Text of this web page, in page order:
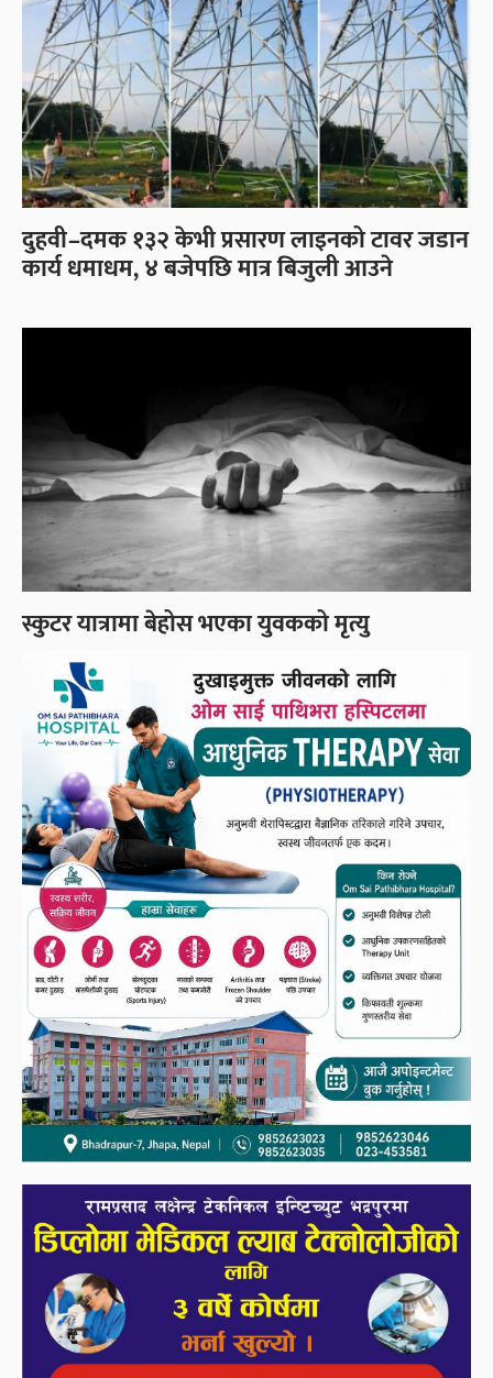
दुहवी–दमक १३२ केभी प्रसारण लाइनको टावर जडान
कार्य धमाधम, ४ बजेपछि मात्र बिजुली आउने
स्कुटर यात्रामा बेहोस भएका युवकको मृत्यु